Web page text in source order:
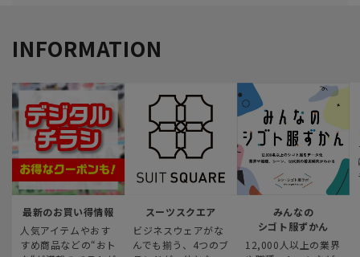
INFORMATION
最新のお買い得情報
人気アイテムやおす
すめ商品などの“おト
スーツスクエア
ビジネスウェアがな
んでも揃う、4つのブ
みんなの
シゴト服ずかん
12,000人以上の業界